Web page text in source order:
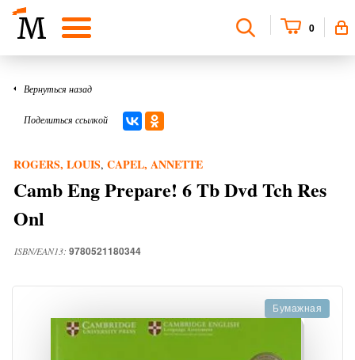
0
Вернуться назад
Поделиться ссылкой
ROGERS, LOUIS, CAPEL, ANNETTE
Camb Eng Prepare! 6 Tb Dvd Tch Res
Onl
ISBN/EAN13: 9780521180344
Бумажная